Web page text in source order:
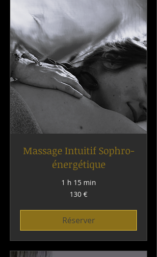
Massage Intuitif Sophro-
énergétique
1 h 15 min
130 €
Réserver